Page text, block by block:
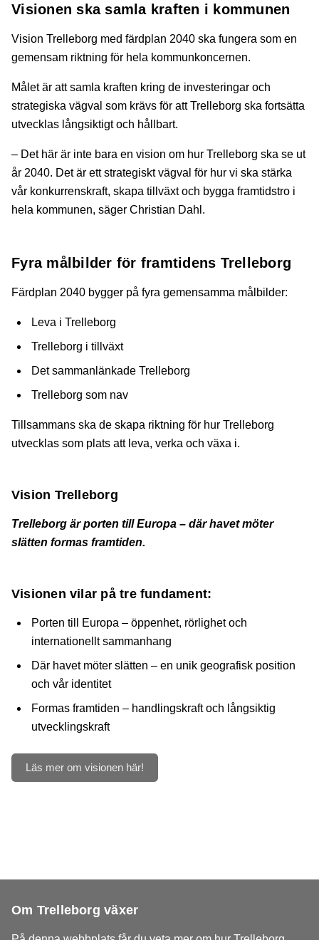
Visionen ska samla kraften i kommunen
Vision Trelleborg med färdplan 2040 ska fungera som en
gemensam riktning för hela kommunkoncernen.
Målet är att samla kraften kring de investeringar och
strategiska vägval som krävs för att Trelleborg ska fortsätta
utvecklas långsiktigt och hållbart.
– Det här är inte bara en vision om hur Trelleborg ska se ut
år 2040. Det är ett strategiskt vägval för hur vi ska stärka
vår konkurrenskraft, skapa tillväxt och bygga framtidstro i
hela kommunen, säger Christian Dahl.
Fyra målbilder för framtidens Trelleborg
Färdplan 2040 bygger på fyra gemensamma målbilder:
Leva i Trelleborg
Trelleborg i tillväxt
Det sammanlänkade Trelleborg
Trelleborg som nav
Tillsammans ska de skapa riktning för hur Trelleborg
utvecklas som plats att leva, verka och växa i.
Vision Trelleborg
Trelleborg är porten till Europa – där havet möter
slätten formas framtiden.
Visionen vilar på tre fundament:
Porten till Europa – öppenhet, rörlighet och
internationellt sammanhang
Där havet möter slätten – en unik geografisk position
och vår identitet
Formas framtiden – handlingskraft och långsiktig
utvecklingskraft
Läs mer om visionen här!
Om Trelleborg växer